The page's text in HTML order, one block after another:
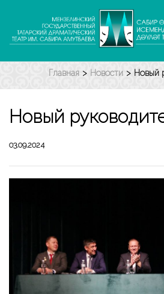
содержимому
Enter)
Главная > Новости > Новый
Новый
03.09.2024